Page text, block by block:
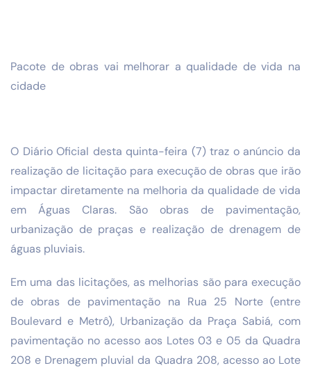
Pacote de obras vai melhorar a qualidade de vida na
cidade
O Diário Oficial desta quinta-feira (7) traz o anúncio da
realização de licitação para execução de obras que irão
impactar diretamente na melhoria da qualidade de vida
em Águas Claras. São obras de pavimentação,
urbanização de praças e realização de drenagem de
águas pluviais.
Em uma das licitações, as melhorias são para execução
de obras de pavimentação na Rua 25 Norte (entre
Boulevard e Metrô), Urbanização da Praça Sabiá, com
pavimentação no acesso aos Lotes 03 e 05 da Quadra
208 e Drenagem pluvial da Quadra 208, acesso ao Lote